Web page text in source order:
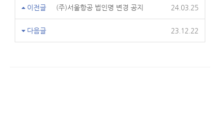
이전글 (주)서울항공 법인명 변경 공지 24.03.25
다음글 23.12.22